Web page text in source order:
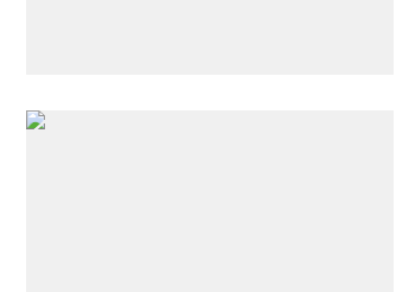
GRAN